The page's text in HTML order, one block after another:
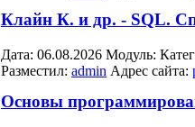
Клайн К. и др. - SQL.
Дата: 06.08.2026 Модуль:
Разместил: admin Адрес сайта:
Основы